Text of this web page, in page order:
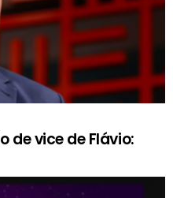
vice de Flávio: